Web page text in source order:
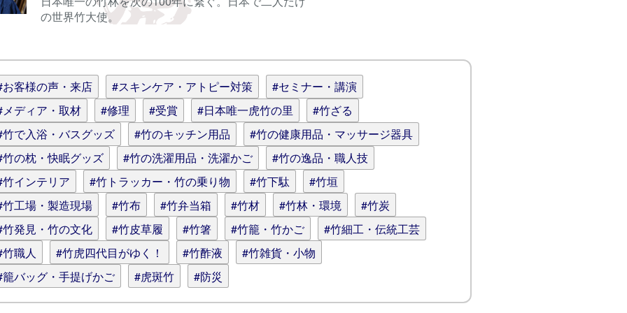
タイル用のHTMLタグを使えます)
の世界竹大使。
お客様の声・来店 #スキンケア・アトピー対策
#セミナー・講演
メディア・取材
#修理 #受賞 #日本唯一虎竹の里
#竹ざる
竹で入浴・バスグッズ
#竹のキッチン用品
#竹の健康用品・マッサージ器具
竹の枕・快眠グッズ
#竹の洗濯用品・洗濯かご
#竹の逸品・職人技
インテリア
#竹トラッカー・竹の乗り物 #竹下駄
#竹垣
竹工場・製造現場
#竹布 #竹弁当箱 #竹材 #竹林・環境
#竹炭
竹発見・竹の文化
#竹皮草履 #竹箸 #竹籠・竹かご
#竹細工・伝統工芸
職人
#竹虎四代目がゆく！ #竹酢液
#竹雑貨・小物
籠バッグ・手提げかご
#虎斑竹 #防災